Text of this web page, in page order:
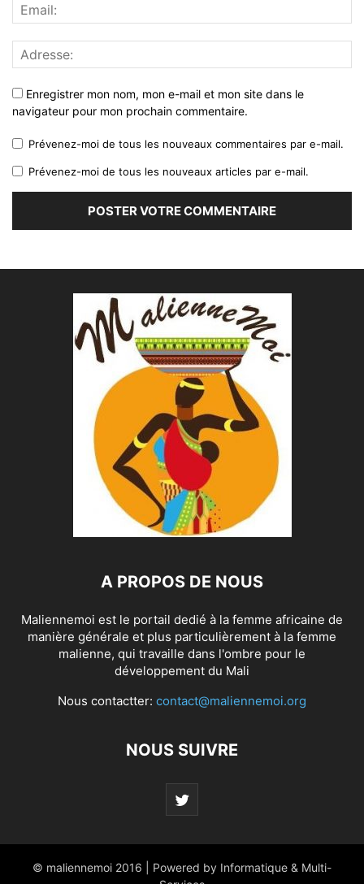
Enregistrer mon nom, mon e-mail et mon site dans le
navigateur pour mon prochain commentaire.
Prévenez-moi de tous les nouveaux commentaires par e-mail.
Prévenez-moi de tous les nouveaux articles par e-mail.
A PROPOS DE NOUS
Maliennemoi est le portail dedié à la femme africaine de
manière générale et plus particulièrement à la femme
malienne, qui travaille dans l'ombre pour le
développement du Mali
Nous contactter: contact@maliennemoi.org
NOUS SUIVRE
© maliennemoi 2016 | Powered by Informatique & Multi-